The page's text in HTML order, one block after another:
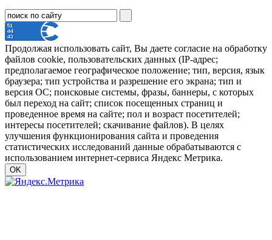
Продолжая использовать сайт, Вы даете согласие на обработку
файлов cookie, пользовательских данных (IP-адрес;
предполагаемое географическое положение; тип, версия, язык
браузера; тип устройства и разрешение его экрана; тип и
версия ОС; поисковые системы, фразы, баннеры, с которых
был переход на сайт; список посещенных страниц и
проведенное время на сайте; пол и возраст посетителей;
интересы посетителей; скачивание файлов). В целях
улучшения функционирования сайта и проведения
статистических исследований данные обрабатываются с
использованием интернет-сервиса Яндекс Метрика.
OK